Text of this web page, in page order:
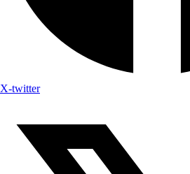
X-twitter